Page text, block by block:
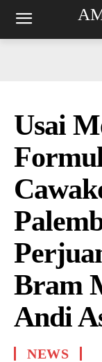
Usai
Bram
Andi
NEWS